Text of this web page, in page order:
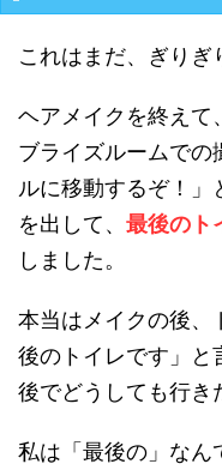
これはまだ、ぎりぎ
ヘアメイクを終えて
ブライズルームでの
ルに移動するぞ！」
を出して、 最後のト
しました。
本当はメイクの後、
後のトイレです」と
後でどうしても行き
私は「最後の」なん